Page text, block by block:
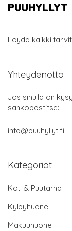
Löydä kaikki
Yhteydenotto
Jos sinulla on
sähköpostitse:
info@puuhyllyt.fi
Kategoriat
Koti & Puutarha
Kylpyhuone
Makuuhuone